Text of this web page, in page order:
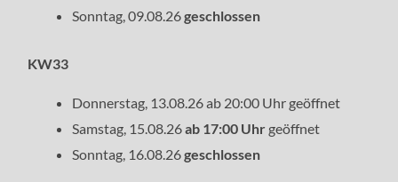
Sonntag, 09.08.26geschlossen
KW33
Donnerstag, 13.08.26 ab 20:00 Uhr geöffnet
Samstag, 15.08.26ab 17:00 Uhr geöffnet
Sonntag, 16.08.26geschlossen